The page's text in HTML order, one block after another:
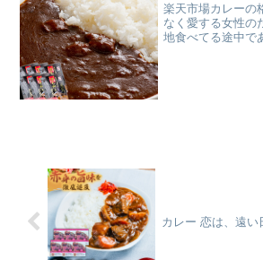
楽天市場カレーの
なく愛する女性の
地食べてる途中で
カレー 恋は、遠い